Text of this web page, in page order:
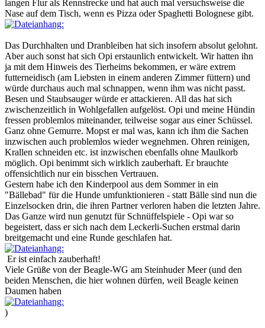
langen Flur als Rennstrecke und hat auch mal versuchsweise die
Nase auf dem Tisch, wenn es Pizza oder Spaghetti Bolognese gibt.
Das Durchhalten und Dranbleiben hat sich insofern absolut gelohnt.
Aber auch sonst hat sich Opi erstaunlich entwickelt. Wir hatten ihn
ja mit dem Hinweis des Tierheims bekommen, er wäre extrem
futterneidisch (am Liebsten in einem anderen Zimmer füttern) und
würde durchaus auch mal schnappen, wenn ihm was nicht passt.
Besen und Staubsauger würde er attackieren. All das hat sich
zwischenzeitlich in Wohlgefallen aufgelöst. Opi und meine Hündin
fressen problemlos miteinander, teilweise sogar aus einer Schüssel.
Ganz ohne Gemurre. Mopst er mal was, kann ich ihm die Sachen
inzwischen auch problemlos wieder wegnehmen. Ohren reinigen,
Krallen schneiden etc. ist inzwischen ebenfalls ohne Maulkorb
möglich. Opi benimmt sich wirklich zauberhaft. Er brauchte
offensichtlich nur ein bisschen Vertrauen.
Gestern habe ich den Kinderpool aus dem Sommer in ein
"Bällebad" für die Hunde umfunktionieren - statt Bälle sind nun die
Einzelsocken drin, die ihren Partner verloren haben die letzten Jahre.
Das Ganze wird nun genutzt für Schnüffelspiele - Opi war so
begeistert, dass er sich nach dem Leckerli-Suchen erstmal darin
breitgemacht und eine Runde geschlafen hat.
Er ist einfach zauberhaft!
Viele Grüße von der Beagle-WG am Steinhuder Meer (und den
beiden Menschen, die hier wohnen dürfen, weil Beagle keinen
Daumen haben
)